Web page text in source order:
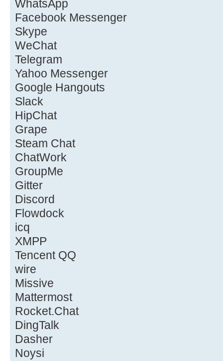
WhatsApp
Facebook Messenger
Skype
WeChat
Telegram
Yahoo Messenger
Google Hangouts
Slack
HipChat
Grape
Steam Chat
ChatWork
GroupMe
Gitter
Discord
Flowdock
icq
XMPP
Tencent QQ
wire
Missive
Mattermost
Rocket.Chat
DingTalk
Dasher
Noysi